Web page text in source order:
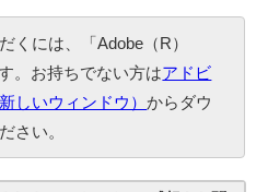
くには、「Adobe（R）
。お持ちでない方はアドビ
しいウィンドウ）からダウ
さい。